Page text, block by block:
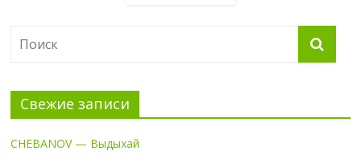
Свежие записи
CHEBANOV — Выдыхай